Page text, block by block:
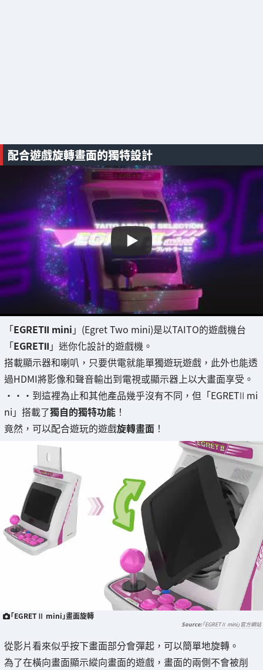
配合遊戲旋轉畫面的獨特設計
「EGRETⅡ mini 」(Egret Two mini)是以TAITO的遊戲機台
「EGRETⅡ 」迷你化設計的遊戲機。
搭載顯示器和喇叭，只要供電就能單獨遊玩遊戲，此外也能透
過HDMI將影像和聲音輸出到電視或顯示器上以大畫面享受。
・・・到這裡為止和其他產品幾乎沒有不同，但「EGRETⅡ mi
ni」搭載了獨自的獨特功能 ！
竟然，可以配合遊玩的遊戲旋轉畫面 ！
「EGRETⅡ mini」畫面旋轉
「EGRETⅡ mini」官方網站
從影片看來似乎按下畫面部分會彈起，可以簡單地旋轉。
為了在橫向畫面顯示縱向畫面的遊戲，畫面的兩側不會被削